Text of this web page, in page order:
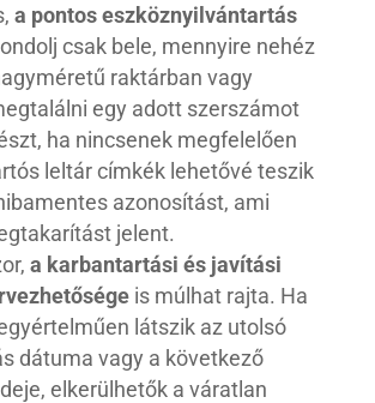
a pontos eszköznyilvántartás
csak bele, mennyire nehéz
raktárban vagy
egy adott szerszámot
ha nincsenek megfelelően
leltár címkék lehetővé teszik
azonosítást, ami
jelent.
a karbantartási és javítási
is múlhat rajta. Ha
látszik az utolsó
dátuma vagy a következő
elkerülhetők a váratlan